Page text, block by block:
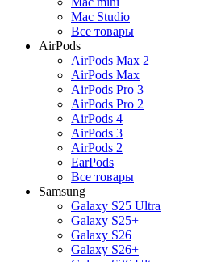
Mac Studio
Все товары
AirPods
AirPods Max 2
AirPods Max
AirPods Pro 3
AirPods Pro 2
AirPods 4
AirPods 3
AirPods 2
EarPods
Все товары
Samsung
Galaxy S25 Ultra
Galaxy S25+
Galaxy S26
Galaxy S26+